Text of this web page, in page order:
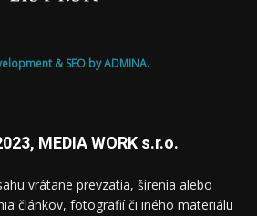
& SEO by ADMINA.
MEDIA WORK s.r.o.
vrátane prevzatia, šírenia alebo
článkov, fotografií či iného materiálu